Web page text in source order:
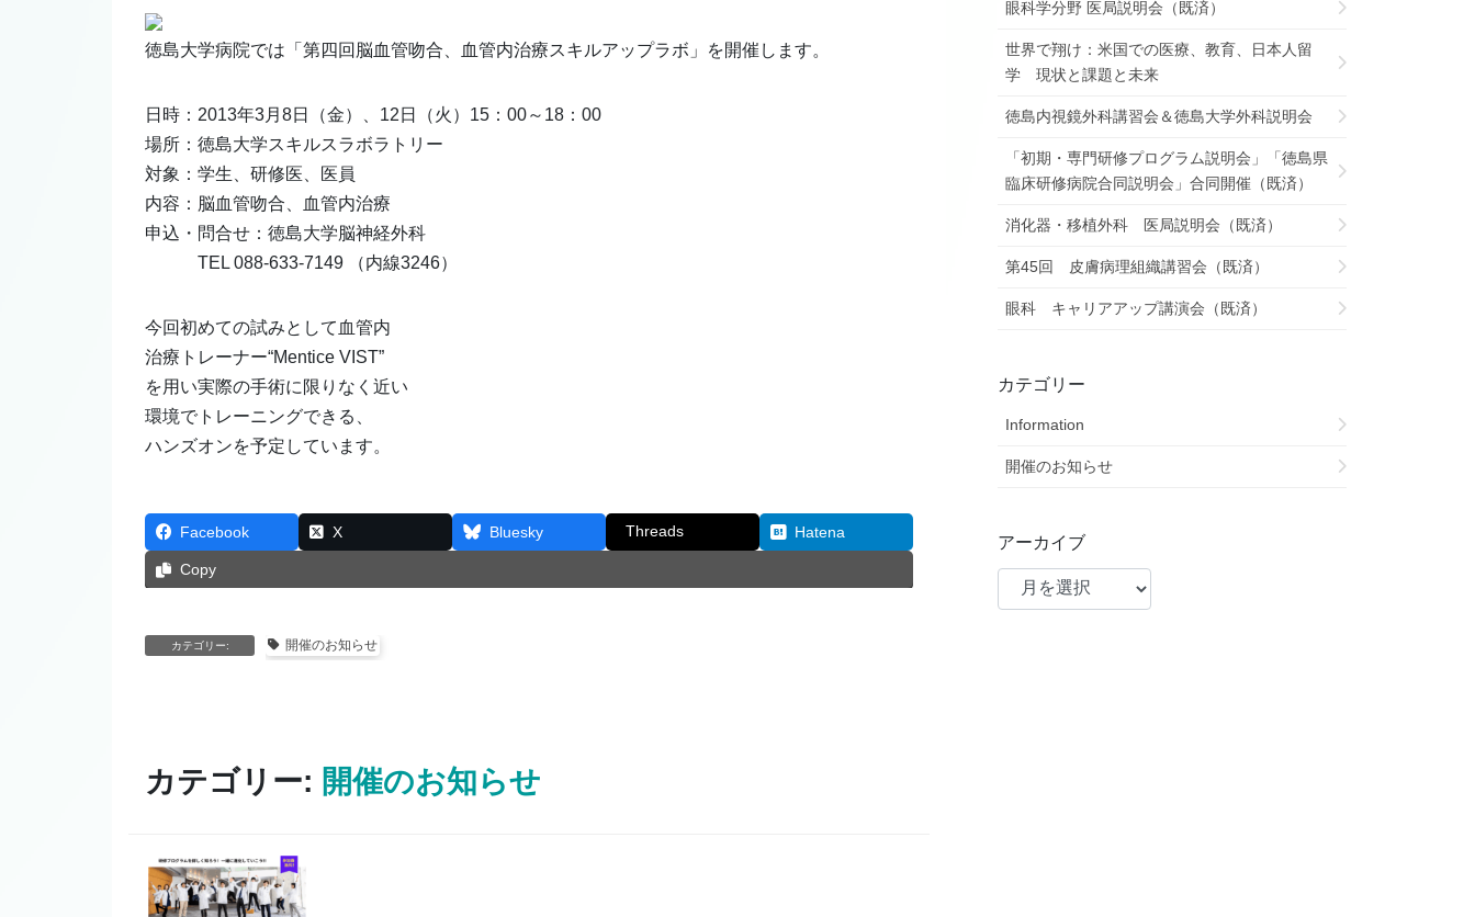
徳島大学病院では「第四回脳血管吻合、血管内治療スキルアップラボ」を開催します。
日時：2013年3月8日（金）、12日（火）15：00～18：00
場所：徳島大学スキルスラボラトリー
対象：学生、研修医、医員
内容：脳血管吻合、血管内治療
申込・問合せ：徳島大学脳神経外科
TEL 088-633-7149 （内線3246）
今回初めての試みとして血管内
治療トレーナー“Mentice VIST”
を用い実際の手術に限りなく近い
環境でトレーニングできる、
ハンズオンを予定しています。
Facebook X Bluesky Threads Hatena
Copy
カテゴリー: 開催のお知らせ
カテゴリー: 開催のお知らせ
眼科学分野 医局説明会（既済）
世界で翔け：米国での医療、教育、日本人留
学 現状と課題と未来
徳島内視鏡外科講習会＆徳島大学外科説明会
「初期・専門研修プログラム説明会」「徳島県
臨床研修病院合同説明会」合同開催（既済）
消化器・移植外科 医局説明会（既済）
第45回 皮膚病理組織講習会（既済）
眼科 キャリアアップ講演会（既済）
カテゴリー
Information
開催のお知らせ
アーカイブ